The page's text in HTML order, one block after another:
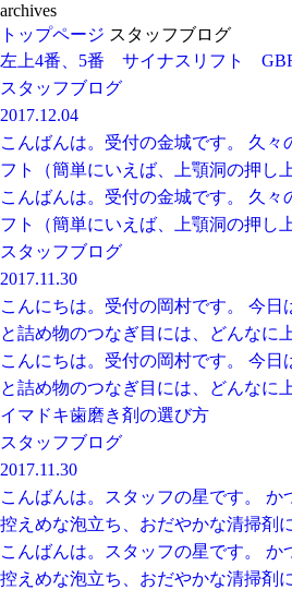
archives
トップページ スタッフブログ
左上4番、5番 サイナスリフト
スタッフブログ
2017.12.04
こんばんは。受付の金城です。 久
フト（簡単にいえば、上顎洞の押し
こんばんは。受付の金城です。 久
フト（簡単にいえば、上顎洞の押し
スタッフブログ
2017.11.30
こんにちは。受付の岡村です。 今
と詰め物のつなぎ目には、どんなに
こんにちは。受付の岡村です。 今
と詰め物のつなぎ目には、どんなに
イマドキ歯磨き剤の選び方
スタッフブログ
2017.11.30
こんばんは。スタッフの星です。
控えめな泡立ち、おだやかな清掃剤
こんばんは。スタッフの星です。
控えめな泡立ち、おだやかな清掃剤